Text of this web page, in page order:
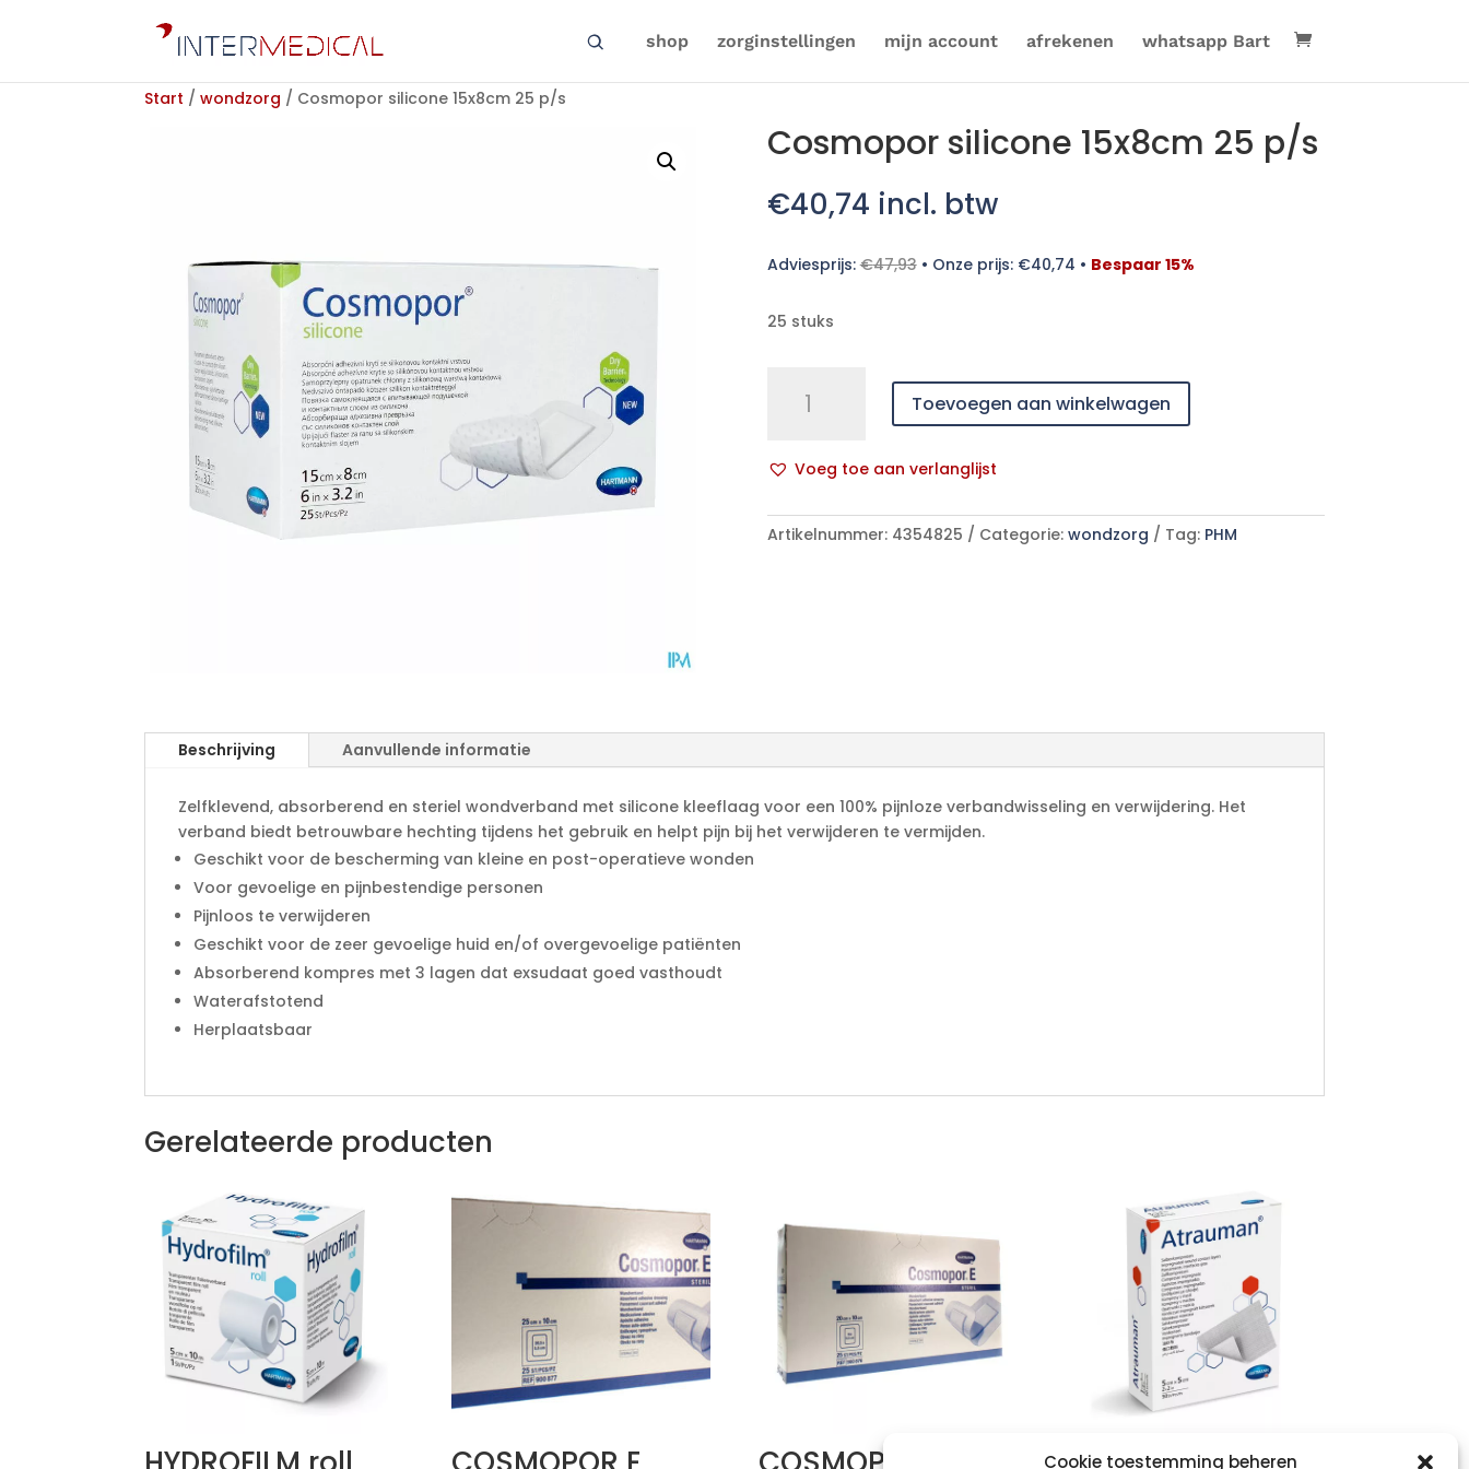
Cookie toestemming beheren
shop zorginstellingen mijn account afrekenen whatsapp Bart
Start / wondzorg / Cosmopor silicone 15x8cm 25 p/s
Cosmopor silicone 15x8cm 25 p/s
€40,74 incl. btw
Adviesprijs:€47,93• Onze prijs: €40,74 • Bespaar 15%
25 stuks
silicone
p/s
Toevoegen aan winkelwagen
Voeg toe aan verlanglijst
l
t
:
Artikelnummer: 4354825 Categorie: wondzorg Tag: PHM
Beschrijving Aanvullende informatie
Zelfklevend, absorberend en steriel wondverband met silicone kleeflaag voor een 100% pijnloze verbandwisseling en verwijdering. Het
verband biedt betrouwbare hechting tijdens het gebruik en helpt pijn bij het verwijderen te vermijden.
Geschikt voor de bescherming van kleine en post-operatieve wonden
Voor gevoelige en pijnbestendige personen
Pijnloos te verwijderen
Geschikt voor de zeer gevoelige huid en/of overgevoelige patiënten
Absorberend kompres met 3 lagen dat exsudaat goed vasthoudt
Waterafstotend
Herplaatsbaar
Gerelateerde producten